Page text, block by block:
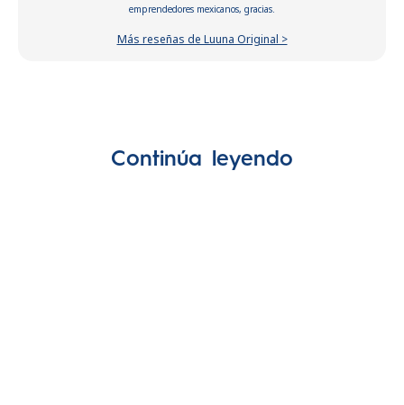
emprendedores mexicanos, gracias.
Más reseñas de Luuna Original >
Continúa leyendo